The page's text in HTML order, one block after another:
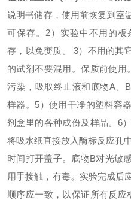
说明书储存，使用前恢复到室
可保存。 2）实验中不用的板
存，以免变质。
3）不用的其
的试剂不要混用。保质前使用。
污染，吸取终止液和底物A、
样器。 5）使用干净的塑料容
剂盒里的各种成份及样品。 6
将吸水纸直接放入酶标反应孔中
时间打开盖子。底物B对光敏
用手接触，有毒。实验完成后
顺序应一致，以保证所有反应